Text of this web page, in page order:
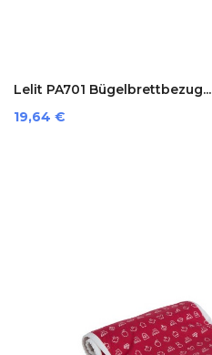
Lelit PA701 Bügelbrettbezug...
Preis
19,64 €